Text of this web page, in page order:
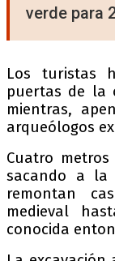
verde para
Los turistas
puertas de la
mientras,
arqueólogos
Cuatro
sacando a la
remontan
medieval
conocida